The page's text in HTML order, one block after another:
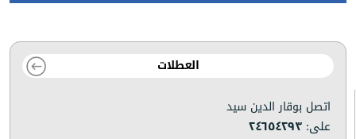
العطلات
اتصل بوقار الدين سيد
على: ٢٤٦٥٤٢٩٣